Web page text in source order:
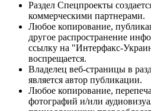
Раздел Спецпроекты
коммерческими партнерами.
Любое копирование,
другое распространение
ссылку на "Интерфакс-
воспрещается.
Владелец веб-страницы в
является автор публикации.
Любое копирование,
фотографий и/или